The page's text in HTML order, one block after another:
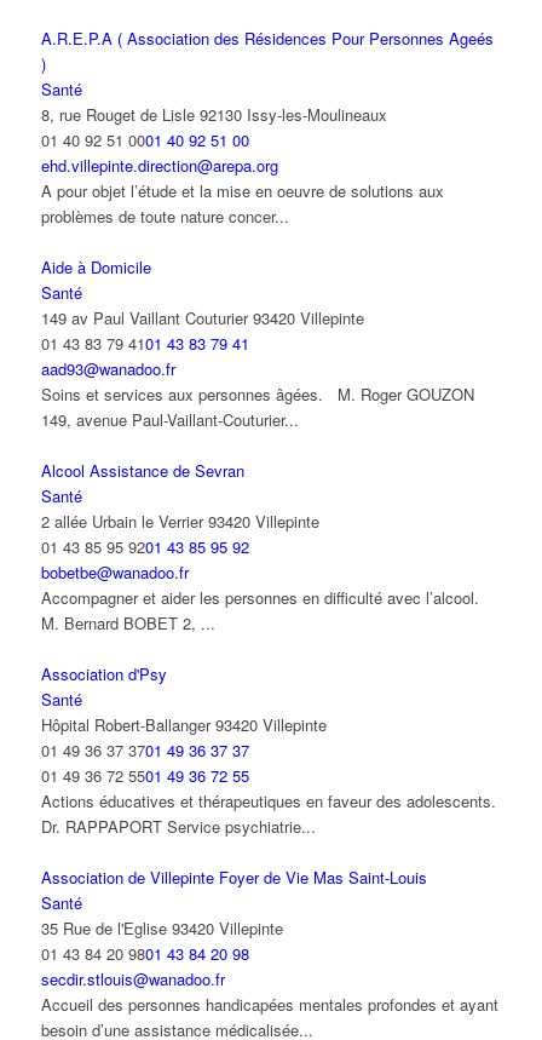
A.R.E.P.A ( Association des Résidences Pour Personnes Ageés
)
Santé
8, rue Rouget de Lisle 92130 Issy-les-Moulineaux
01 40 92 51 0001 40 92 51 00
ehd.villepinte.direction@arepa.org
A pour objet l’étude et la mise en oeuvre de solutions aux
problèmes de toute nature concer...
Aide à Domicile
Santé
149 av Paul Vaillant Couturier 93420 Villepinte
01 43 83 79 4101 43 83 79 41
aad93@wanadoo.fr
Soins et services aux personnes âgées. M. Roger GOUZON
149, avenue Paul-Vaillant-Couturier...
Alcool Assistance de Sevran
Santé
2 allée Urbain le Verrier 93420 Villepinte
01 43 85 95 9201 43 85 95 92
bobetbe@wanadoo.fr
Accompagner et aider les personnes en difficulté avec l’alcool.
M. Bernard BOBET 2, ...
Association d'Psy
Santé
Hôpital Robert-Ballanger 93420 Villepinte
01 49 36 37 3701 49 36 37 37
01 49 36 72 5501 49 36 72 55
Actions éducatives et thérapeutiques en faveur des adolescents.
Dr. RAPPAPORT Service psychiatrie...
Association de Villepinte Foyer de Vie Mas Saint-Louis
Santé
35 Rue de l'Eglise 93420 Villepinte
01 43 84 20 9801 43 84 20 98
secdir.stlouis@wanadoo.fr
Accueil des personnes handicapées mentales profondes et ayant
besoin d’une assistance médicalisée...